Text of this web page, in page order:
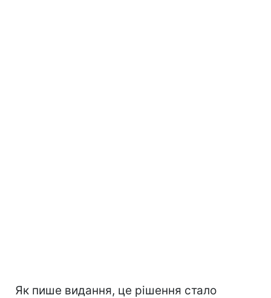
Як пише видання, це рішення стало